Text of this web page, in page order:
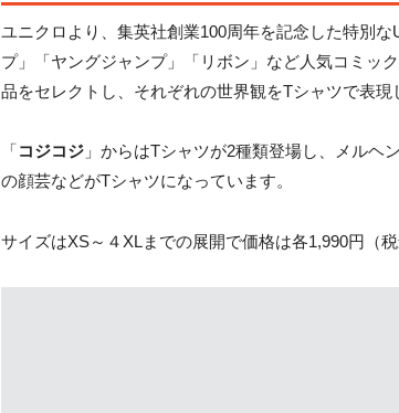
ユニクロより、集英社創業100周年を記念した特別
プ」「ヤングジャンプ」「リボン」など人気コミッ
品をセレクトし、それぞれの世界観をTシャツで表現
「コジコジ 」からはTシャツが2種類登場し、メルヘ
の顔芸などがTシャツになっています。
サイズはXS～４XLまでの展開で価格は各1,990円（税